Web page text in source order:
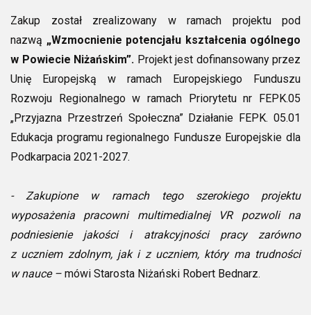
Zakup został zrealizowany w ramach projektu pod
nazwą „Wzmocnienie potencjału kształcenia ogólnego
w Powiecie Niżańskim”. Projekt jest dofinansowany przez
Unię Europejską w ramach Europejskiego Funduszu
Rozwoju Regionalnego w ramach Priorytetu nr FEPK.05
„Przyjazna Przestrzeń Społeczna” Działanie FEPK. 05.01
Edukacja programu regionalnego Fundusze Europejskie dla
Podkarpacia 2021-2027.
- Zakupione w ramach tego szerokiego projektu
wyposażenia pracowni multimedialnej VR pozwoli na
podniesienie jakości i atrakcyjności pracy zarówno
z uczniem zdolnym, jak i z uczniem, który ma trudności
w nauce – mówi Starosta Niżański Robert Bednarz.